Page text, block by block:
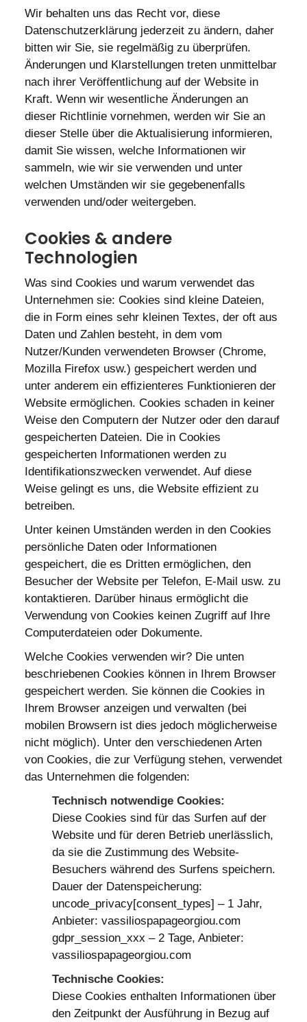
Wir behalten uns das Recht vor, diese
Datenschutzerklärung jederzeit zu ändern, daher
bitten wir Sie, sie regelmäßig zu überprüfen.
Änderungen und Klarstellungen treten unmittelbar
nach ihrer Veröffentlichung auf der Website in
Kraft. Wenn wir wesentliche Änderungen an
dieser Richtlinie vornehmen, werden wir Sie an
dieser Stelle über die Aktualisierung informieren,
damit Sie wissen, welche Informationen wir
sammeln, wie wir sie verwenden und unter
welchen Umständen wir sie gegebenenfalls
verwenden und/oder weitergeben.
Cookies & andere
Technologien
Was sind Cookies und warum verwendet das
Unternehmen sie: Cookies sind kleine Dateien,
die in Form eines sehr kleinen Textes, der oft aus
Daten und Zahlen besteht, in dem vom
Nutzer/Kunden verwendeten Browser (Chrome,
Mozilla Firefox usw.) gespeichert werden und
unter anderem ein effizienteres Funktionieren der
Website ermöglichen. Cookies schaden in keiner
Weise den Computern der Nutzer oder den darauf
gespeicherten Dateien. Die in Cookies
gespeicherten Informationen werden zu
Identifikationszwecken verwendet. Auf diese
Weise gelingt es uns, die Website effizient zu
betreiben.
Unter keinen Umständen werden in den Cookies
persönliche Daten oder Informationen
gespeichert, die es Dritten ermöglichen, den
Besucher der Website per Telefon, E-Mail usw. zu
kontaktieren. Darüber hinaus ermöglicht die
Verwendung von Cookies keinen Zugriff auf Ihre
Computerdateien oder Dokumente.
Welche Cookies verwenden wir? Die unten
beschriebenen Cookies können in Ihrem Browser
gespeichert werden. Sie können die Cookies in
Ihrem Browser anzeigen und verwalten (bei
mobilen Browsern ist dies jedoch möglicherweise
nicht möglich). Unter den verschiedenen Arten
von Cookies, die zur Verfügung stehen, verwendet
das Unternehmen die folgenden:
Technisch notwendige Cookies:
Diese Cookies sind für das Surfen auf der
Website und für deren Betrieb unerlässlich,
da sie die Zustimmung des Website-
Besuchers während des Surfens speichern.
Dauer der Datenspeicherung:
uncode_privacy[consent_types] – 1 Jahr,
Anbieter: vassiliospapageorgiou.com
gdpr_session_xxx – 2 Tage, Anbieter:
vassiliospapageorgiou.com
Technische Cookies:
Diese Cookies enthalten Informationen über
den Zeitpunkt der Ausführung in Bezug auf